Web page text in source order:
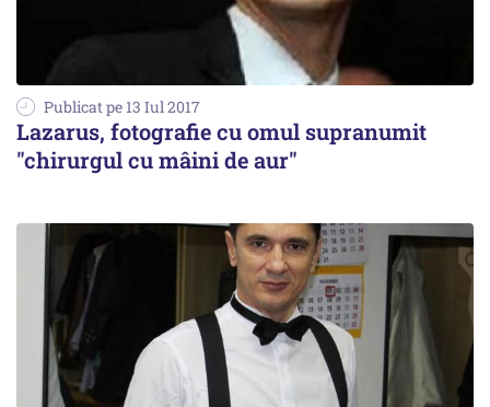
Publicat pe 13 Iul 2017
Lazarus, fotografie cu omul supranumit
"chirurgul cu mâini de aur"